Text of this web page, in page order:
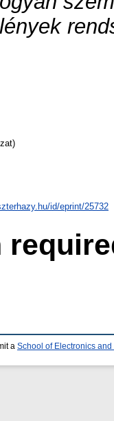
id/eprint/25732
a School of Electronics